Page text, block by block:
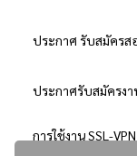
ประกาศ รับสมัครส
ประกาศรับสมัครง
การใช้งาน SSL-